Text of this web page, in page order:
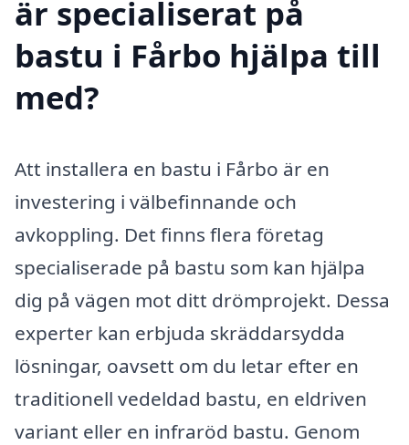
är specialiserat på
bastu i Fårbo hjälpa till
med?
Att installera en bastu i Fårbo är en
investering i välbefinnande och
avkoppling. Det finns flera företag
specialiserade på bastu som kan hjälpa
dig på vägen mot ditt drömprojekt. Dessa
experter kan erbjuda skräddarsydda
lösningar, oavsett om du letar efter en
traditionell vedeldad bastu, en eldriven
variant eller en infraröd bastu. Genom